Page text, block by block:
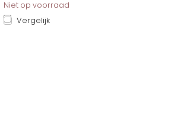
Niet op voorraad
Vergelijk